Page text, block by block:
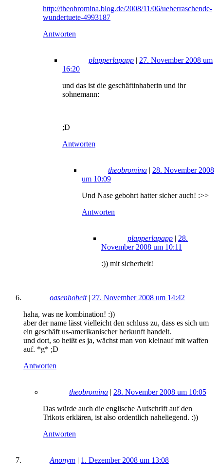
http://theobromina.blog.de/2008/11/06/ueberraschende-
wundertuete-4993187
Antworten
plapperlapapp | 27. November 2008 um
16:20
und das ist die geschäftinhaberin und ihr
sohnemann:
;D
Antworten
theobromina | 28. November 2008
um 10:09
Und Nase gebohrt hatter sicher auch! :>>
Antworten
plapperlapapp | 28.
November 2008 um 10:11
:)) mit sicherheit!
oasenhoheit| 27. November 2008 um 14:42
haha, was ne kombination! :))
aber der name lässt vielleicht den schluss zu, dass es sich um
ein geschäft us-amerikanischer herkunft handelt.
und dort, so heißt es ja, wächst man von kleinauf mit waffen
auf. *g* ;D
Antworten
theobromina | 28. November 2008 um 10:05
Das würde auch die englische Aufschrift auf den
Trikots erklären, ist also ordentlich naheliegend. :))
Antworten
Anonym | 1. Dezember 2008 um 13:08